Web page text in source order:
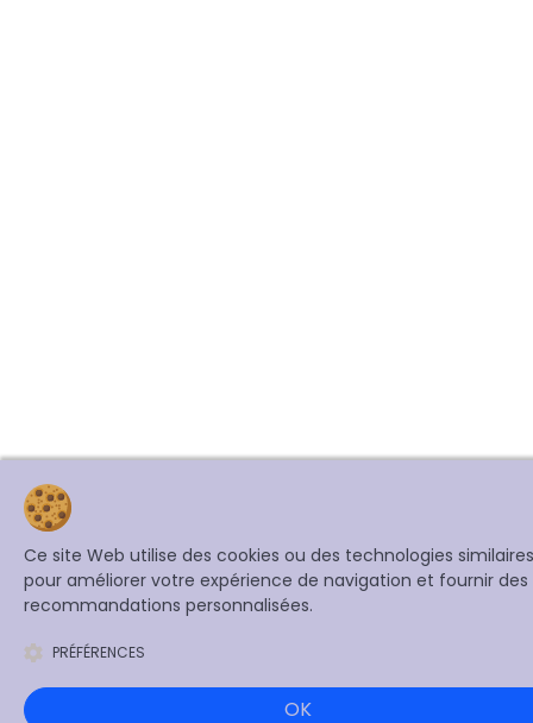
Ce site Web utilise des cookies ou des technologies similaires
pour améliorer votre expérience de navigation et fournir des
recommandations personnalisées.
PRÉFÉRENCES
OK